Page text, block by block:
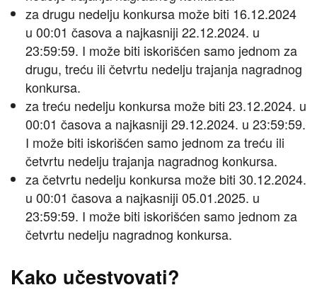
za drugu nedelju konkursa može biti 16.12.2024
u 00:01 časova a najkasniji 22.12.2024. u
23:59:59. I može biti iskorišćen samo jednom za
drugu, treću ili četvrtu nedelju trajanja nagradnog
konkursa.
za treću nedelju konkursa može biti 23.12.2024. u
00:01 časova a najkasniji 29.12.2024. u 23:59:59.
I može biti iskorišćen samo jednom za treću ili
četvrtu nedelju trajanja nagradnog konkursa.
za četvrtu nedelju konkursa može biti 30.12.2024.
u 00:01 časova a najkasniji 05.01.2025. u
23:59:59. I može biti iskorišćen samo jednom za
četvrtu nedelju nagradnog konkursa.
Kako učestvovati?